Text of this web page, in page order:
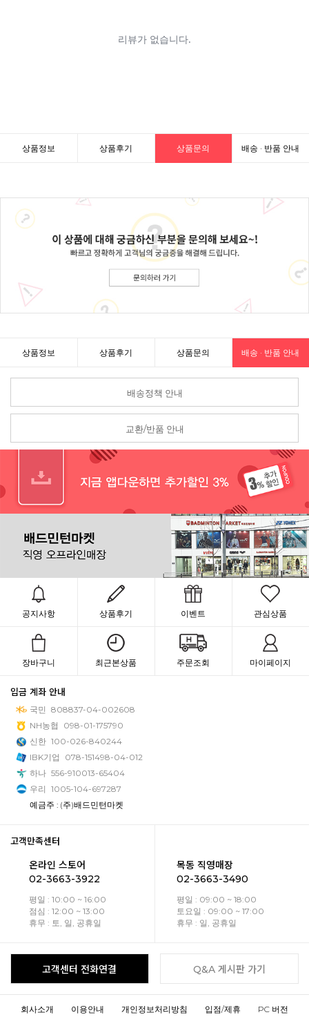
상품정보 상품후기 상품문의 배송 · 반품 안내
상품정보 상품후기 상품문의 배송 · 반품 안내
배송정책 안내
교환/반품 안내
공지사항 상품후기 이벤트 관심상품
장바구니 최근본상품 주문조회 마이페이지
입금 계좌 안내
국민 808837-04-002608
NH농협
098-01-175790
신한 100-026-840244
IBK기업
078-151498-04-012
하나 556-910013-65404
우리 1005-104-697287
예금주 : (주)배드민턴마켓
고객만족센터
온라인 스토어
02-3663-3922
평일 : 10:00 ~ 16:00
점심 : 12:00 ~ 13:00
휴무 : 토, 일, 공휴일
목동 직영매장
02-3663-3490
평일 : 09:00 ~ 18:00
토요일 : 09:00 ~ 17:00
휴무 : 일, 공휴일
고객센터 전화연결 Q&A 게시판 가기
회사소개 이용안내 개인정보처리방침 입점/제휴 PC 버전